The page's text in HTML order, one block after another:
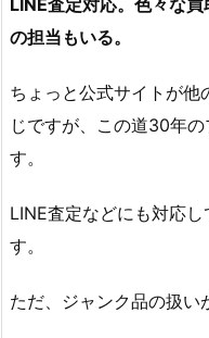
LINE査定対応。色々な
の担当もいる。
ちょっと公式サイトが他
じですが、この道30年
す。
LINE査定などにも対応
す。
ただ、ジャンク品の扱い